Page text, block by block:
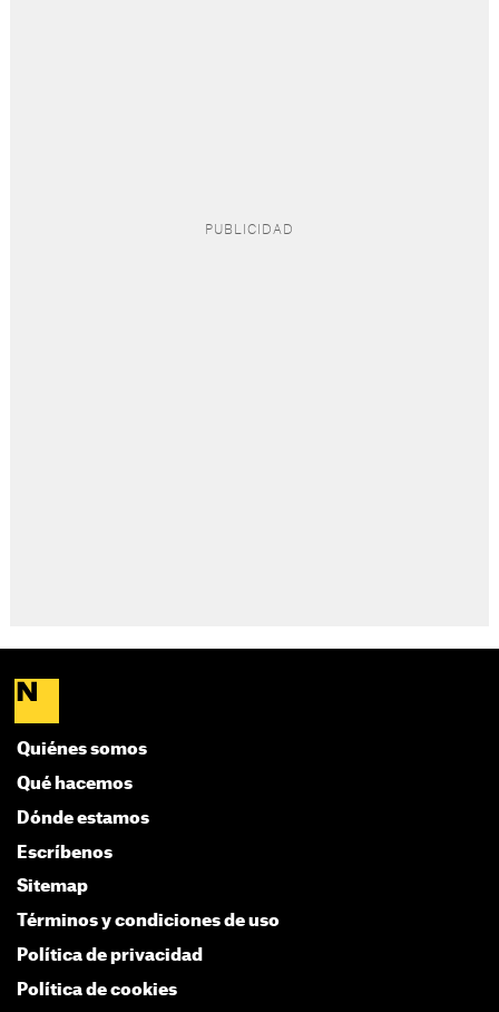
Quiénes somos
Qué hacemos
Dónde estamos
Escríbenos
Sitemap
Términos y condiciones de uso
Política de privacidad
Política de cookies